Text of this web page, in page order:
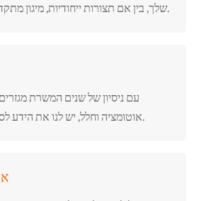
שלך, בין אם תצורות ייחודיות, מיגון מתקדם או מחברים מיוחדים.
עם ניסיון של שנים המשרת מגזרים
אוטומציה וחלל, יש לנו את הידע לספק פתרונות לכל אתגר.